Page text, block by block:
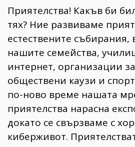
Wellness
ПОСЛЕДВАЙТЕ
НИ
Приятелства! Какъв би
тях? Ние развиваме
естествените събирания,
нашите семейства,
интернет, организации
обществени каузи и
по-ново време нашата
приятелства нарасна
докато се свързваме с
киберживот.